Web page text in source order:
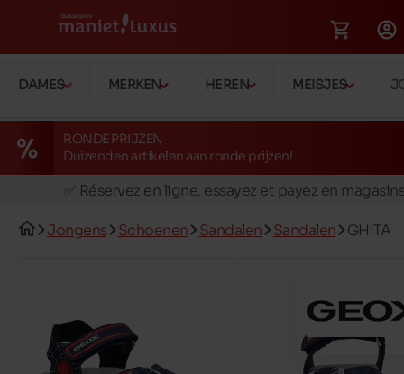
DAMES MERKEN HEREN MEISJES
RONDE PRIJZEN
Duizenden artikelen aan ronde prijzen!
🚛 Livraison gratuite en magasins
✅ Réservez en ligne, essayez et payez en
🚛 Livraison gratuite en magasins
Jongens Schoenen Sandalen Sandalen GHITA